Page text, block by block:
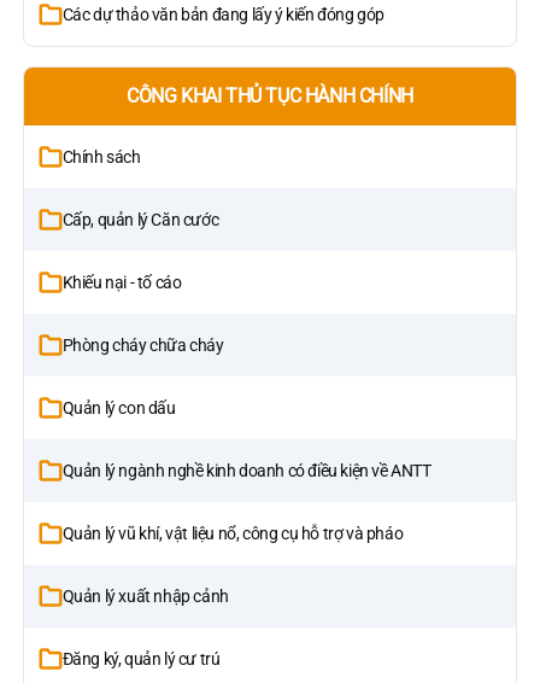
Các dự thảo văn bản đang lấy ý kiến đóng góp
CÔNG KHAI THỦ TỤC HÀNH CHÍNH
Chính sách
Cấp, quản lý Căn cước
Khiếu nại - tố cáo
Phòng cháy chữa cháy
Quản lý con dấu
Quản lý ngành nghề kinh doanh có điều kiện về ANTT
Quản lý vũ khí, vật liệu nổ, công cụ hỗ trợ và pháo
Quản lý xuất nhập cảnh
Đăng ký, quản lý cư trú